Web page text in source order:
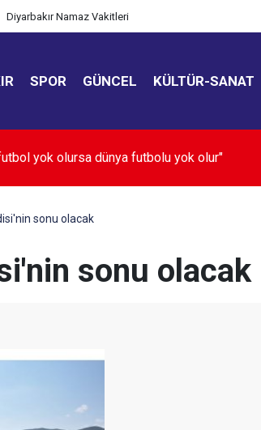
Diyarbakır Namaz Vakitleri
SPOR GÜNCEL KÜLTÜR-SANAT
dönemi
sonu olacak
sonu olacak